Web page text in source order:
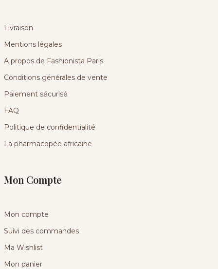
Livraison
Mentions légales
A propos de Fashionista Paris
Conditions générales de vente
Paiement sécurisé
FAQ
Politique de confidentialité
La pharmacopée africaine
Mon Compte
Mon compte
Suivi des commandes
Ma Wishlist
Mon panier